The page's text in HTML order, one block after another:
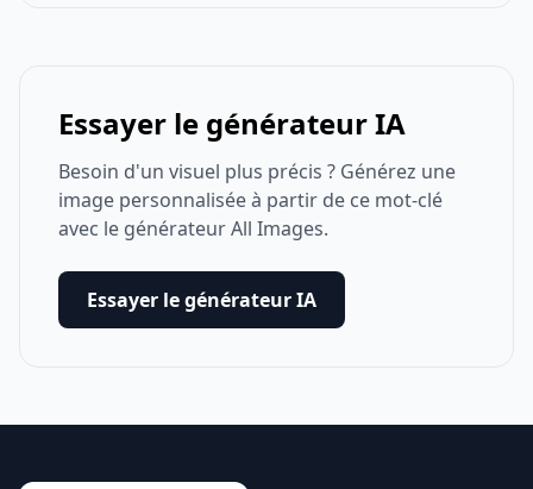
Essayer le générateur IA
Besoin d'un visuel plus précis ? Générez une
image personnalisée à partir de ce mot-clé
avec le générateur All Images.
Essayer le générateur IA